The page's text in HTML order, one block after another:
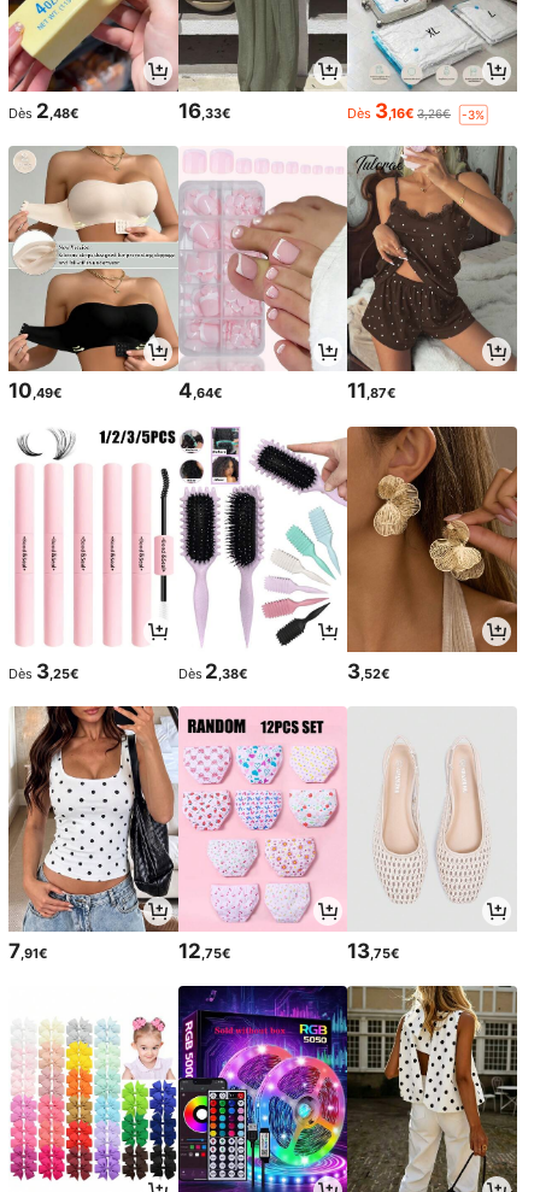
Dès 2,48€ 16,33€ Dès 3,16€ 3,26€ -3%
10,49€ 4,64€ 11,87€
Dès 3,25€ Dès 2 ,38€ 3 ,52€
7,91€ 12,75€ 13,75€